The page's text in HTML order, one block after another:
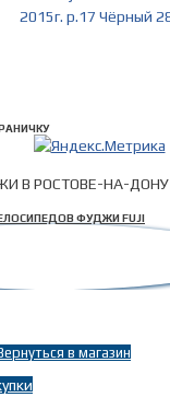
В РОСТОВЕ-НА-ДОНУ
ФУДЖИ FUJI
в магазин